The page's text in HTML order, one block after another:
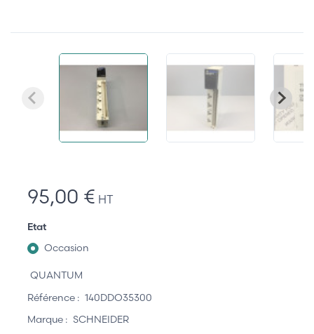
95,00 € HT
Etat
Occasion
QUANTUM
Référence : 140DDO35300
Marque : SCHNEIDER